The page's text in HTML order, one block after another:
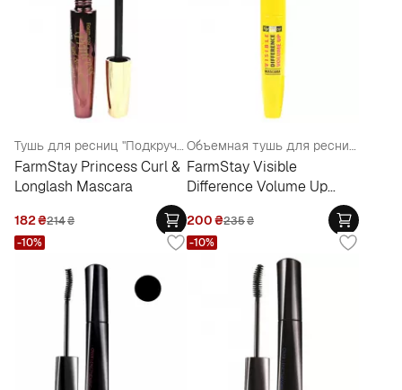
Тушь для ресниц "Подкручивание и длина"
FarmStay Princess Curl &
Longlash Mascara
182₴214₴
Объемная тушь для ресниц с натуральными компонентами
FarmStay Visible
Difference Volume Up
200₴235₴
-10% -10%